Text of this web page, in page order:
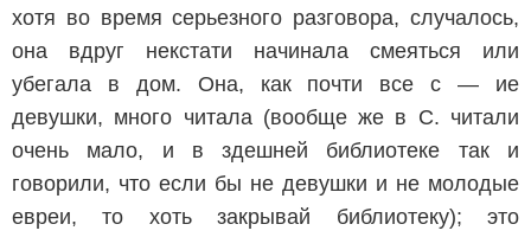
хотя во время серьезного разговора, случалось,
она вдруг некстати начинала смеяться или
убегала в дом. Она, как почти все с — ие
девушки, много читала (вообще же в С. читали
очень мало, и в здешней библиотеке так и
говорили, что если бы не девушки и не молодые
евреи, то хоть закрывай библиотеку); это